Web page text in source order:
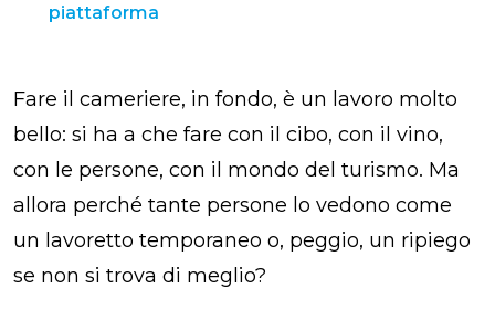
piattaforma
Fare il cameriere, in fondo, è un lavoro molto
bello: si ha a che fare con il cibo, con il vino,
con le persone, con il mondo del turismo. Ma
allora perché tante persone lo vedono come
un lavoretto temporaneo o, peggio, un ripiego
se non si trova di meglio?